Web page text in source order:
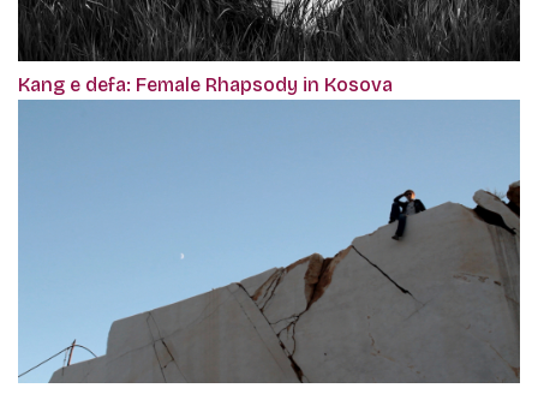
Kang e defa: Female Rhapsody in Kosova